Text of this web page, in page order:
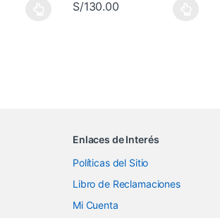
S/130.00
Enlaces de Interés
Políticas del Sitio
Libro de Reclamaciones
Mi Cuenta